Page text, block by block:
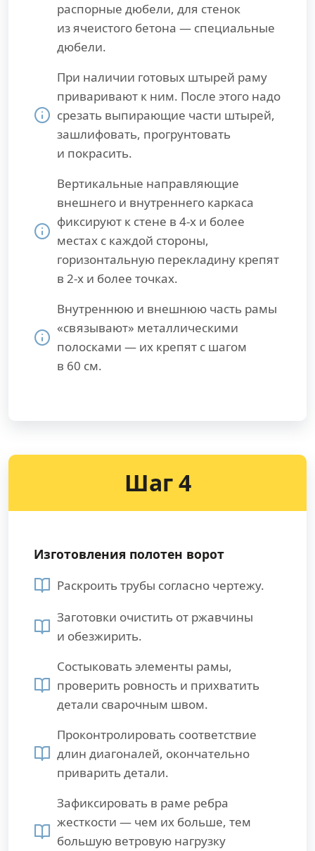
распорные дюбели, для стенок
из ячеистого бетона — специальные
дюбели.
При наличии готовых штырей раму
приваривают к ним. После этого надо
срезать выпирающие части штырей,
зашлифовать, прогрунтовать
и покрасить.
Вертикальные направляющие
внешнего и внутреннего каркаса
фиксируют к стене в 4-х и более
местах с каждой стороны,
горизонтальную перекладину крепят
в 2-х и более точках.
Внутреннюю и внешнюю часть рамы
«связывают» металлическими
полосками — их крепят с шагом
в 60 см.
Шаг 4
Изготовления полотен ворот
Раскроить трубы согласно чертежу.
Заготовки очистить от ржавчины
и обезжирить.
Состыковать элементы рамы,
проверить ровность и прихватить
детали сварочным швом.
Проконтролировать соответствие
длин диагоналей, окончательно
приварить детали.
Зафиксировать в раме ребра
жесткости — чем их больше, тем
большую ветровую нагрузку